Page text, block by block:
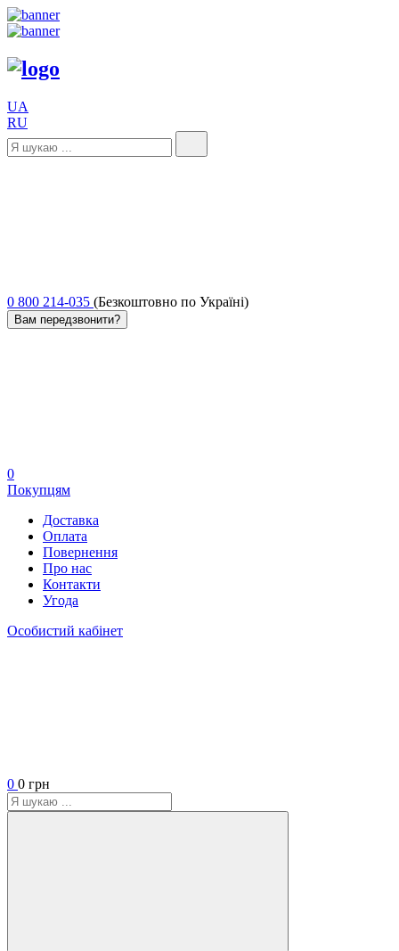
UA
RU
0 800 214-035 (Безкоштовно по Україні)
Вам передзвонити?
0
Покупцям
Доставка
Оплата
Повернення
Про нас
Контакти
Угода
Особистий кабінет
0 0 грн